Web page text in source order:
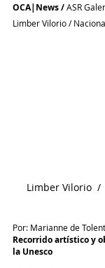
OCA|News / ASR
Limber Vilorio /
Limber Vilorio  /
Por: Marianne de
Recorrido artístico y
la Unesco